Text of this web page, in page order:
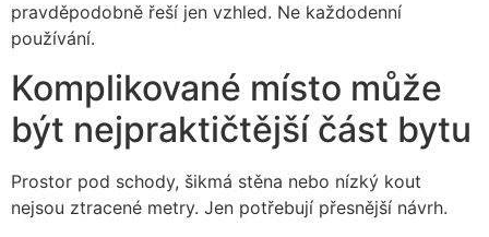
pravděpodobně řeší jen vzhled. Ne každodenní
používání.
Komplikované místo může
být nejpraktičtější část bytu
Prostor pod schody, šikmá stěna nebo nízký kout
nejsou ztracené metry. Jen potřebují přesnější návrh.